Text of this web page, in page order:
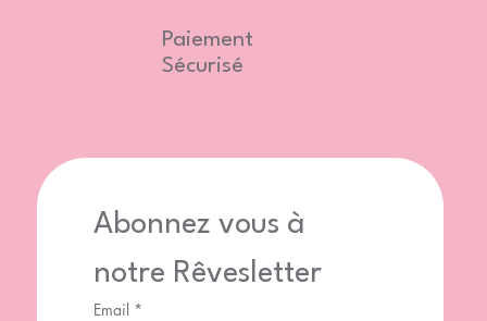
Abonnez vous à
notre Rêvesletter
Email *
Paiement
Sécurisé